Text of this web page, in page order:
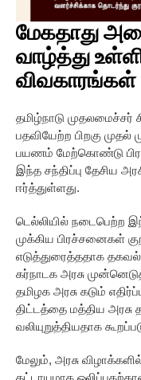
மேகதாது
வாழ்த்து
தமிழ்நாடு
பதவியேற்ற பிறகு முதல்
பயணம் மேற்கொண்டு
இந்த சந்திப்பு தேசிய
ஈர்த்துள்ளது.
டெல்லியில் நடைபெற்ற
முக்கிய பிரச்சனைகள்
எடுத்துரைத்ததாக
கர்நாடக அரசு
தமிழக அரசு கடும்
திட்டத்தை மத்திய
வலியுறுத்தியதாக
மேலும், அரசு
கட்டாயமாக